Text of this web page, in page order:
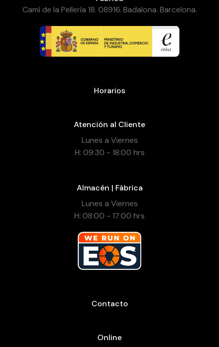
Camí de la Pellería 18. 08916. Badalona. Barcelona.
Horarios
Atención al Cliente
Lunes a Viernes
H: 09:30 - 18:00 hrs
Almacén | Fábrica
Lunes a Viernes
H: 08:00 - 17:00 hrs
Contacto
Online